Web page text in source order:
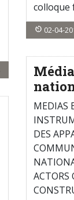
colloque
02-04-
MEDIAS
DES